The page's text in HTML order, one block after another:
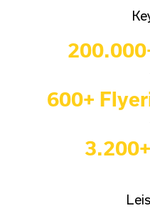
600+